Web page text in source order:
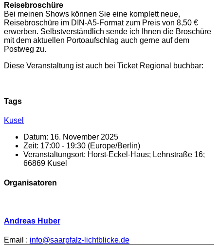
Reisebroschüre
Bei meinen Shows können Sie eine komplett neue,
Reisebroschüre im DIN-A5-Format zum Preis von 8,50 €
erwerben. Selbstverständlich sende ich Ihnen die Broschüre
mit dem aktuellen Portoaufschlag auch gerne auf dem
Postweg zu.
Diese Veranstaltung ist auch bei Ticket Regional buchbar:
Tags
Kusel
Datum: 16. November 2025
Zeit: 17:00 - 19:30 (Europe/Berlin)
Veranstaltungsort: Horst-Eckel-Haus; Lehnstraße 16;
66869 Kusel
Organisatoren
Andreas Huber
Email : info@saarpfalz-lichtblicke.de